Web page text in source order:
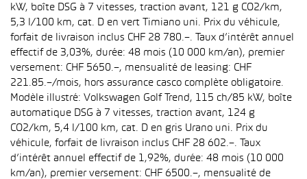
kW, boîte DSG à 7 vitesses, traction avant, 121 g CO2/km,
5,3 l/100 km, cat. D en vert Timiano uni. Prix du véhicule,
forfait de livraison inclus CHF 28 780.–. Taux d’intérêt annuel
effectif de 3,03%, durée: 48 mois (10 000 km/an), premier
versement: CHF 5650.–, mensualité de leasing: CHF
221.85.–/mois, hors assurance casco complète obligatoire.
Modèle illustré: Volkswagen Golf Trend, 115 ch/85 kW, boîte
automatique DSG à 7 vitesses, traction avant, 124 g
CO2/km, 5,4 l/100 km, cat. D en gris Urano uni. Prix du
véhicule, forfait de livraison inclus CHF 28 602.–. Taux
d’intérêt annuel effectif de 1,92%, durée: 48 mois (10 000
km/an), premier versement: CHF 6500.–, mensualité de